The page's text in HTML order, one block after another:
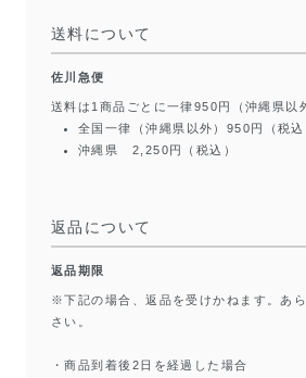
送料について
佐川急便
送料は1商品ごとに一律950円（沖縄県以
全国一律（沖縄県以外）950円（税込
沖縄県 2,250円（税込）
返品について
返品期限
※下記の場合、返品を受けかねます。あ
さい。
・商品到着後2日を経過した場合